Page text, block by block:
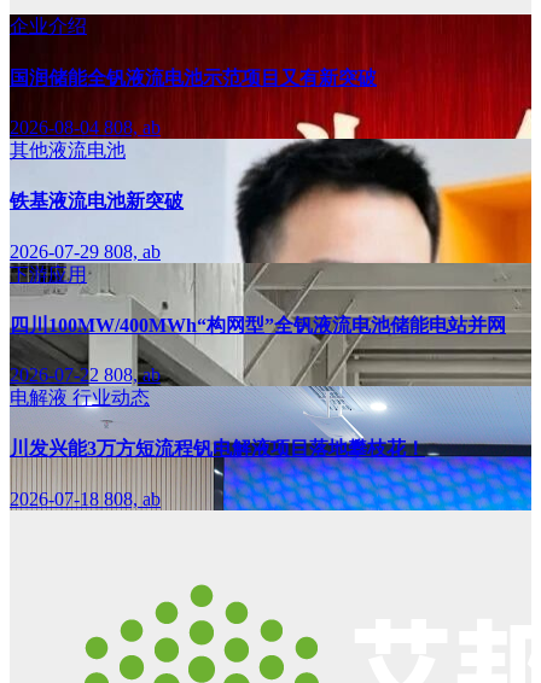
企业介绍
国润储能全钒液流电池示范项目又有新突破
2026-08-04 808, ab
其他液流电池
铁基液流电池新突破
2026-07-29 808, ab
下游应用
四川100MW/400MWh“构网型”全钒液流电池储能电站并网
2026-07-22 808, ab
电解液 行业动态
川发兴能3万方短流程钒电解液项目落地攀枝花！
2026-07-18 808, ab